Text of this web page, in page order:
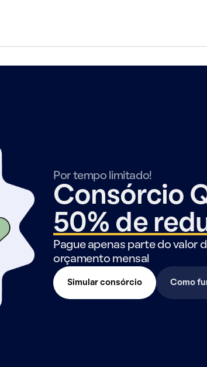
Por tempo limitado!
Consórcio
50% de
Pague apenas parte do valor
orçamento mensal
Simular consórcio Como